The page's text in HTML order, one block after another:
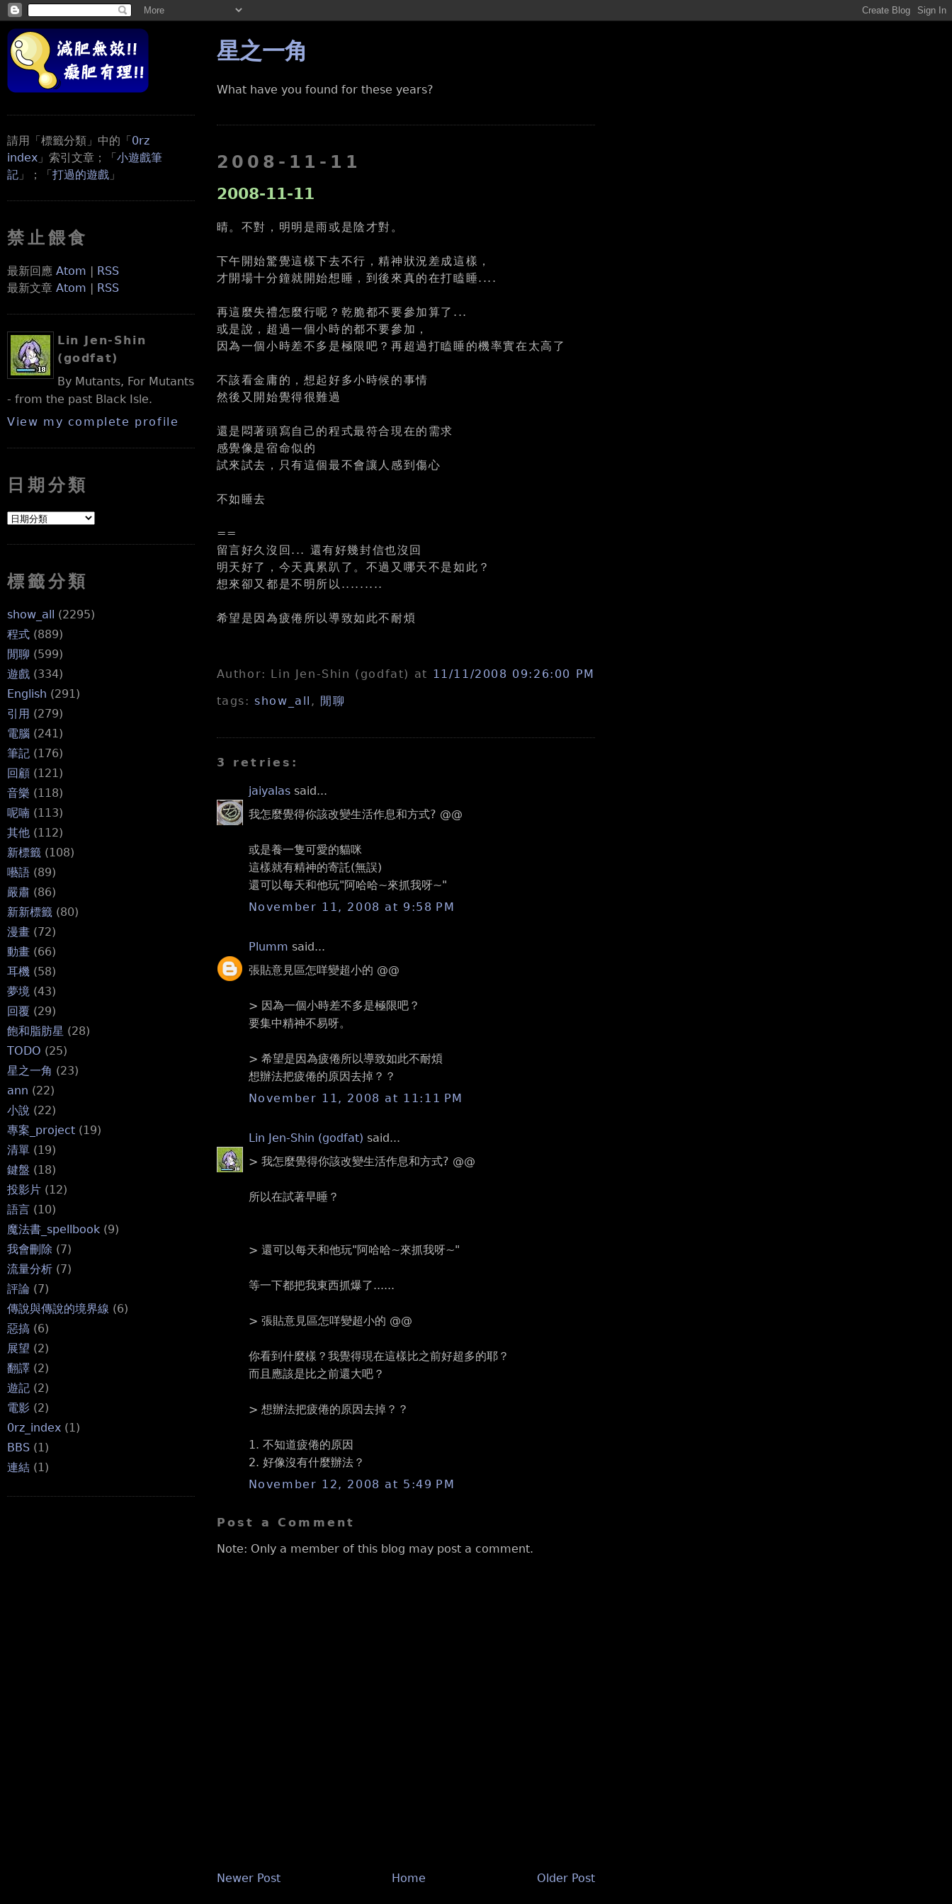
請用「標籤分類」中的「0rz
index 」索引文章；「小遊戲筆
記 」；「打過的遊戲 」
禁止餵食
最新回應 Atom | RSS
最新文章 Atom | RSS
Lin Jen-Shin
(godfat)
By Mutants, For Mutants
- from the past Black Isle.
View my complete profile
日期分類
標籤分類
show_all (2295)
程式 (889)
閒聊 (599)
遊戲 (334)
English (291)
引用 (279)
電腦 (241)
筆記 (176)
回顧 (121)
音樂 (118)
呢喃 (113)
其他 (112)
新標籤 (108)
囈語 (89)
嚴肅 (86)
新新標籤 (80)
漫畫 (72)
動畫 (66)
耳機 (58)
夢境 (43)
回覆 (29)
飽和脂肪星 (28)
TODO (25)
星之一角 (23)
ann (22)
小說 (22)
專案_project (19)
清單 (19)
鍵盤 (18)
投影片 (12)
語言 (10)
魔法書_spellbook (9)
我會刪除 (7)
流量分析 (7)
評論 (7)
傳說與傳說的境界線 (6)
惡搞 (6)
展望 (2)
翻譯 (2)
遊記 (2)
電影 (2)
0rz_index (1)
BBS (1)
連結 (1)
星之一角
What have you found for these years?
2008-11-11
2008-11-11
晴。不對，明明是雨或是陰才對。
下午開始驚覺這樣下去不行，精神狀況差成這樣，
才開場十分鐘就開始想睡，到後來真的在打瞌睡....
再這麼失禮怎麼行呢？乾脆都不要參加算了...
或是說，超過一個小時的都不要參加，
因為一個小時差不多是極限吧？再超過打瞌睡的機率實在太高了
不該看金庸的，想起好多小時候的事情
然後又開始覺得很難過
還是悶著頭寫自己的程式最符合現在的需求
感覺像是宿命似的
試來試去，只有這個最不會讓人感到傷心
不如睡去
==
留言好久沒回... 還有好幾封信也沒回
明天好了，今天真累趴了。不過又哪天不是如此？
想來卻又都是不明所以.........
希望是因為疲倦所以導致如此不耐煩
Author: Lin Jen-Shin (godfat) at 11/11/2008 09:26:00 PM
tags:show_all , 閒聊
3 retries:
jaiyalassaid...
我怎麼覺得你該改變生活作息和方式? @@
或是養一隻可愛的貓咪
這樣就有精神的寄託(無誤)
還可以每天和他玩"阿哈哈~來抓我呀~"
November 11, 2008 at 9:58 PM
Plumm said...
張貼意見區怎咩變超小的 @@
> 因為一個小時差不多是極限吧？
要集中精神不易呀。
> 希望是因為疲倦所以導致如此不耐煩
想辦法把疲倦的原因去掉？？
November 11, 2008 at 11:11 PM
Lin Jen-Shin (godfat) said...
> 我怎麼覺得你該改變生活作息和方式? @@
所以在試著早睡？
> 還可以每天和他玩"阿哈哈~來抓我呀~"
等一下都把我東西抓爆了......
> 張貼意見區怎咩變超小的 @@
你看到什麼樣？我覺得現在這樣比之前好超多的耶？
而且應該是比之前還大吧？
> 想辦法把疲倦的原因去掉？？
1. 不知道疲倦的原因
2. 好像沒有什麼辦法？
November 12, 2008 at 5:49 PM
Post a Comment
Note: Only a member of this blog may post a comment.
Newer Post Older Post
Home